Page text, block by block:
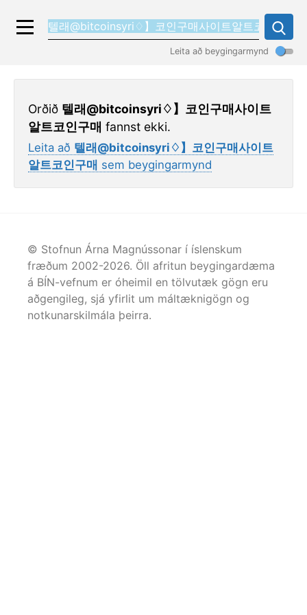
Leita að beygingarmynd
Orðið 텔래@bitcoinsyri♢】코인구매사이트
알트코인구매 fannst ekki.
Leita að 텔래@bitcoinsyri♢】코인구매사이트
알트코인구매 sem beygingarmynd
© Stofnun Árna Magnússonar í íslenskum
fræðum 2002-2026. Öll afritun beygingardæma
á BÍN-vefnum er óheimil en tölvutæk gögn eru
aðgengileg, sjá yfirlit um máltæknigögn og
notkunarskilmála þeirra.